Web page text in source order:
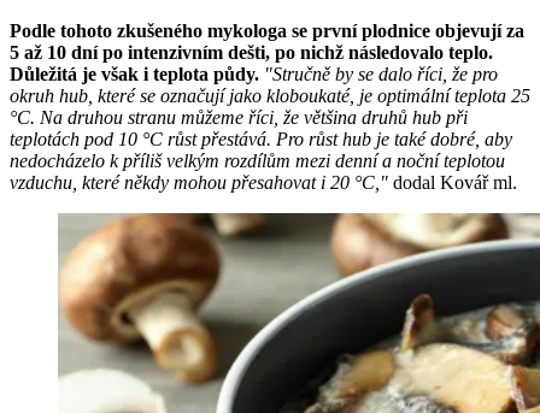
Podle tohoto zkušeného mykologa se první plodnice objevují za
5 až 10 dní po intenzivním dešti, po nichž následovalo teplo.
Důležitá je však i teplota půdy. "Stručně by se dalo říci, že pro
okruh hub, které se označují jako kloboukaté, je optimální teplota 25
°C. Na druhou stranu můžeme říci, že většina druhů hub při
teplotách pod 10 °C růst přestává. Pro růst hub je také dobré, aby
nedocházelo k příliš velkým rozdílům mezi denní a noční teplotou
vzduchu, které někdy mohou přesahovat i 20 °C," dodal Kovář ml.